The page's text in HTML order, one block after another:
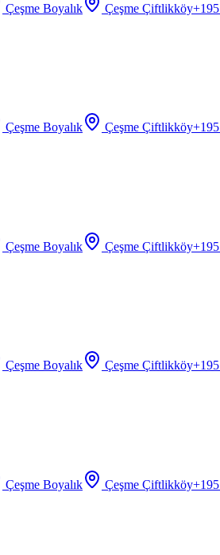
Çeşme Boyalık Çeşme Çiftlikköy+195
Çeşme Boyalık Çeşme Çiftlikköy+195
Çeşme Boyalık Çeşme Çiftlikköy+195
Çeşme Boyalık Çeşme Çiftlikköy+195
Çeşme Boyalık Çeşme Çiftlikköy+195